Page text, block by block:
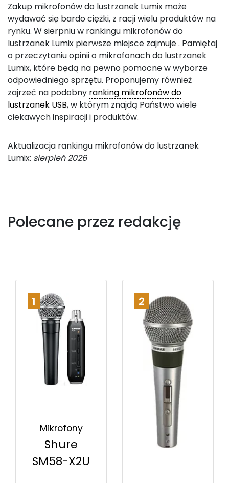
Zakup mikrofonów do lustrzanek Lumix może
wydawać się bardo ciężki, z racji wielu produktów na
rynku. W sierpniu w rankingu mikrofonów do
lustrzanek Lumix pierwsze miejsce zajmuje. Pamiętaj
o przeczytaniu opinii o mikrofonach do lustrzanek
Lumix, które będą na pewno pomocne w wyborze
odpowiedniego sprzętu. Proponujemy również
zajrzeć na podobny ranking mikrofonów do
lustrzanek USB, w którym znajdą Państwo wiele
ciekawych inspiracji i produktów.
Aktualizacja rankingu mikrofonów do lustrzanek
Lumix: sierpień 2026
Polecane przez redakcję
1
Mikrofony
Shure
SM58-X2U
2